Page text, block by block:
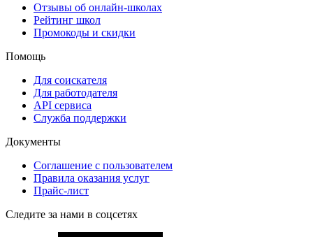
Отзывы об онлайн-школах
Рейтинг школ
Промокоды и скидки
Помощь
Для соискателя
Для работодателя
API сервиса
Служба поддержки
Документы
Соглашение с пользователем
Правила оказания услуг
Прайс-лист
Следите за нами в соцсетях